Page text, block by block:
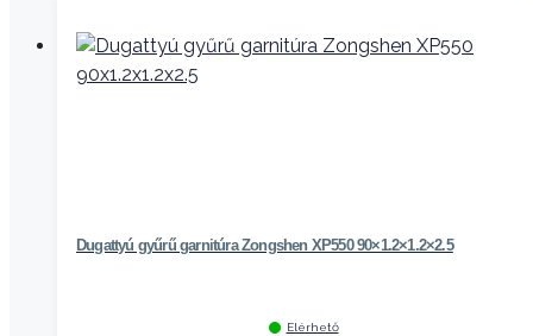
Dugattyú gyűrű garnitúra Zongshen XP550 90×1.2×1.2×2.5
Elérhető